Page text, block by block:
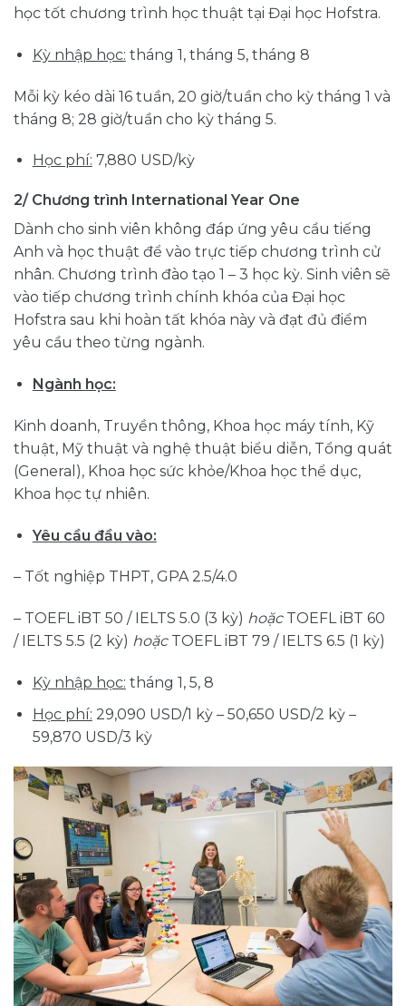
học tốt chương trình học thuật tại Đại học Hofstra.
Kỳ nhập học: tháng 1, tháng 5, tháng 8
Mỗi kỳ kéo dài 16 tuần, 20 giờ/tuần cho kỳ tháng 1 và
tháng 8; 28 giờ/tuần cho kỳ tháng 5.
Học phí: 7,880 USD/kỳ
2/ Chương trình International Year One
Dành cho sinh viên không đáp ứng yêu cầu tiếng
Anh và học thuật để vào trực tiếp chương trình cử
nhân. Chương trình đào tạo 1 – 3 học kỳ. Sinh viên sẽ
vào tiếp chương trình chính khóa của Đại học
Hofstra sau khi hoàn tất khóa này và đạt đủ điểm
yêu cầu theo từng ngành.
Ngành học:
Kinh doanh, Truyền thông, Khoa học máy tính, Kỹ
thuật, Mỹ thuật và nghệ thuật biểu diễn, Tổng quát
(General), Khoa học sức khỏe/Khoa học thể dục,
Khoa học tự nhiên.
Yêu cầu đầu vào:
– Tốt nghiệp THPT, GPA 2.5/4.0
– TOEFL iBT 50 / IELTS 5.0 (3 kỳ) hoặcTOEFL iBT 60
/ IELTS 5.5 (2 kỳ) hoặcTOEFL iBT 79 / IELTS 6.5 (1 kỳ)
Kỳ nhập học: tháng 1, 5, 8
Học phí: 29,090 USD/1 kỳ – 50,650 USD/2 kỳ –
59,870 USD/3 kỳ